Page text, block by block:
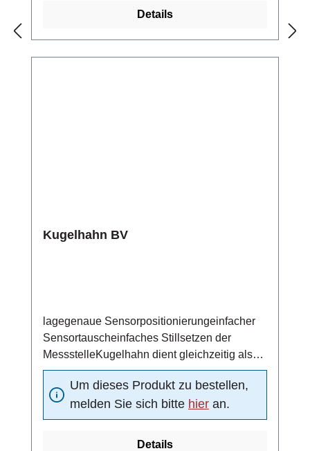
Details
Kugelhahn BV
lagegenaue Sensorpositionierungeinfacher
Sensortauscheinfaches Stillsetzen der
MessstelleKugelhahn dient gleichzeitig als
Absperrventil/beidseitig dichtendMaterial
(Kugeldichtung): DelrinNenndruck: PN 25 bar
Um dieses Produkt zu bestellen,
melden Sie sich bitte hier an.
Details